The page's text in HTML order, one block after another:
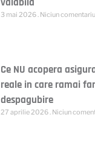
3 mai 2026 Niciun comentariu
Ce NU acopera
reale in care ramai
despagubire
27 aprilie 2026 Niciun